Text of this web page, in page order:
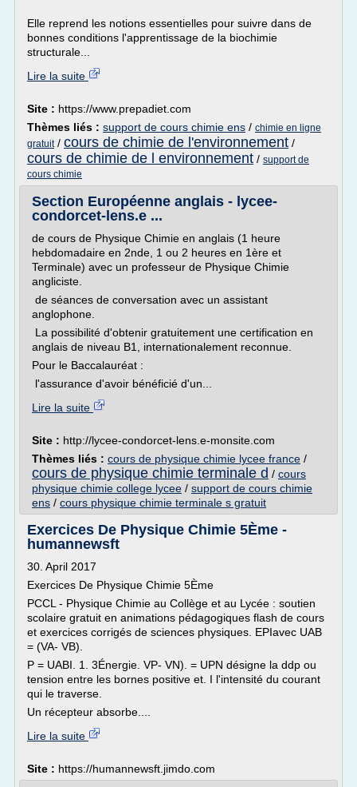
Elle reprend les notions essentielles pour suivre dans de
bonnes conditions l'apprentissage de la biochimie
structurale...
Lire la suite
Site : https://www.prepadiet.com
Thèmes liés : support de cours chimie ens / chimie en ligne
gratuit/ cours de chimie de l'environnement /
cours de chimie de l environnement / support de
cours chimie
Section Européenne anglais - lycee-
condorcet-lens.e ...
de cours de Physique Chimie en anglais (1 heure
hebdomadaire en 2nde, 1 ou 2 heures en 1ère et
Terminale) avec un professeur de Physique Chimie
angliciste.
de séances de conversation avec un assistant
anglophone.
La possibilité d'obtenir gratuitement une certification en
anglais de niveau B1, internationalement reconnue.
Pour le Baccalauréat :
l'assurance d'avoir bénéficié d'un...
Lire la suite
Site : http://lycee-condorcet-lens.e-monsite.com
Thèmes liés : cours de physique chimie lycee france /
cours de physique chimie terminale d / cours
physique chimie college lycee / support de cours chimie
ens / cours physique chimie terminale s gratuit
Exercices De Physique Chimie 5Ème -
humannewsft
30. April 2017
Exercices De Physique Chimie 5Ème
PCCL - Physique Chimie au Collège et au Lycée : soutien
scolaire gratuit en animations pédagogiques flash de cours
et exercices corrigés de sciences physiques. EPIavec UAB
= (VA- VB).
P = UABI. 1. 3Énergie. VP- VN). = UPN désigne la ddp ou
tension entre les bornes positive et. I l'intensité du courant
qui le traverse.
Un récepteur absorbe....
Lire la suite
Site : https://humannewsft.jimdo.com